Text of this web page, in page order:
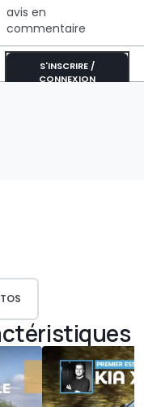
avis en
commentaire
S'INSCRIRE /
CONNEXION